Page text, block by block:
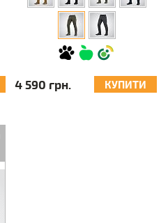
4 590 грн. КУПИТИ